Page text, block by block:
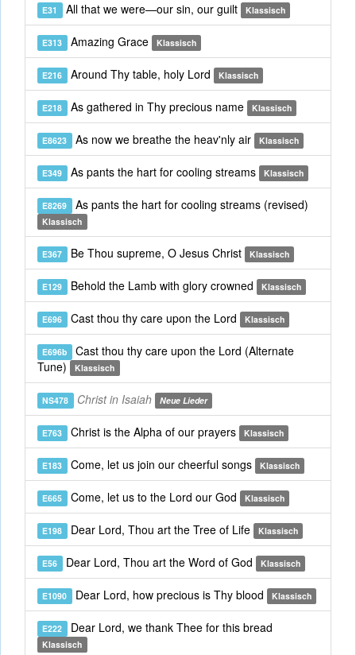
E31 All that we were—our sin, our guilt Klassisch
E313 Amazing Grace Klassisch
E216 Around Thy table, holy Lord Klassisch
E218 As gathered in Thy precious name Klassisch
E8623 As now we breathe the heav'nly air Klassisch
E349 As pants the hart for cooling streams Klassisch
E8269 As pants the hart for cooling streams (revised)
Klassisch
E367 Be Thou supreme, O Jesus Christ Klassisch
E129 Behold the Lamb with glory crowned Klassisch
E696 Cast thou thy care upon the Lord Klassisch
E696b Cast thou thy care upon the Lord (Alternate
Tune)
Klassisch
NS478 Christ in Isaiah Neue Lieder
E763 Christ is the Alpha of our prayers Klassisch
E183 Come, let us join our cheerful songs Klassisch
E665 Come, let us to the Lord our God Klassisch
E198 Dear Lord, Thou art the Tree of Life Klassisch
E56 Dear Lord, Thou art the Word of God Klassisch
E1090 Dear Lord, how precious is Thy blood Klassisch
E222 Dear Lord, we thank Thee for this bread
Klassisch